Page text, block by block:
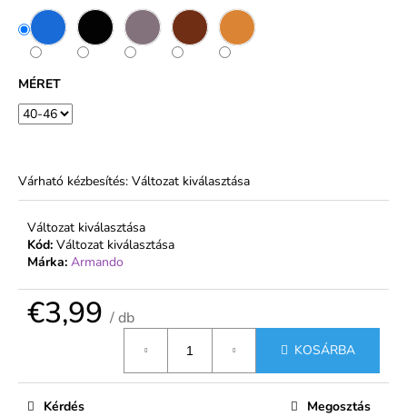
MÉRET
Várható kézbesítés: Változat kiválasztása
Változat kiválasztása
Kód: Változat kiválasztása
Márka: Armando
€3,99 / db
KOSÁRBA
Kérdés Megosztás
PAMUT
ALSÓ
FINOM
-
€6,18